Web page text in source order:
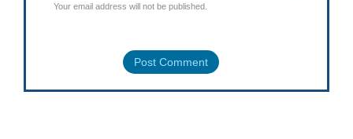
Your email address will not be published.